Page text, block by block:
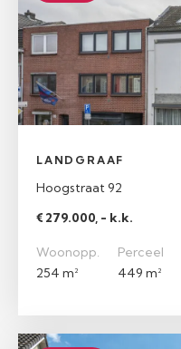
LANDGRAAF
Hoogstraat 92
€ 279.000, - k.k.
Woonopp.
254 m²
Perceel
449 m²